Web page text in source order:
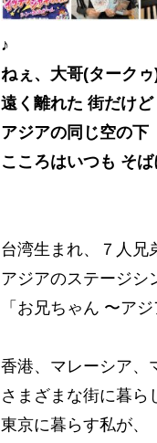
♪
ねぇ、大哥(ターク
遠く離れた 街だけど
アジアの同じ空の下
こころはいつも そ
台湾生まれ、７人兄
アジアのステージシ
「お兄ちゃん 〜ア
香港、マレーシア
さまざまな街に暮ら
東京に暮らす私が、